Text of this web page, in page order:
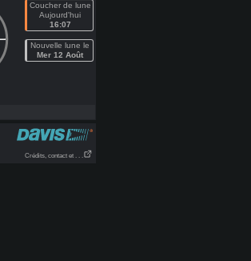
Coucher de lune
Aujourd'hui
16:07
Nouvelle lune le
Mer 12 Août
Crédits, contact et . . .